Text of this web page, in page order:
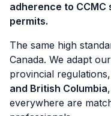
adherence to
permits.
The same high
Canada. We adapt
provincial
and British Columbia
everywhere are